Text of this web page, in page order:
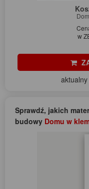
w
Sprawdź, jakich
budowy Domu w